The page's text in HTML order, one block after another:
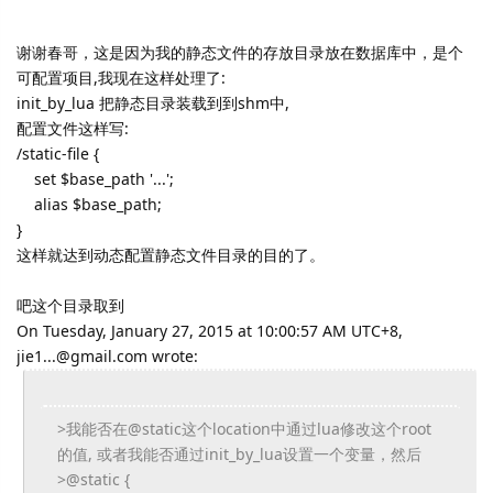
谢谢春哥，这是因为我的静态文件的存放目录放在数据库中，是个
可配置项目,我现在这样处理了:
init_by_lua 把静态目录装载到到shm中,
配置文件这样写:
/static-file {
set $base_path '...';
alias $base_path;
}
这样就达到动态配置静态文件目录的目的了。
吧这个目录取到
On Tuesday, January 27, 2015 at 10:00:57 AM UTC+8,
jie1...@gmail.com wrote:
>我能否在@static这个location中通过lua修改这个root
的值, 或者我能否通过init_by_lua设置一个变量，然后
>@static {